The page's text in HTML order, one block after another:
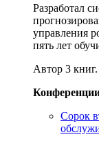
Разработал
управления
пять лет
Автор 3 книг.
Сорок